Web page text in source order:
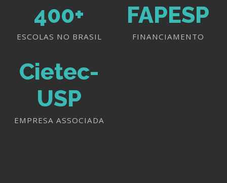
400+
ESCOLAS NO BRASIL
FAPESP
FINANCIAMENTO
Cietec-
USP
EMPRESA ASSOCIADA